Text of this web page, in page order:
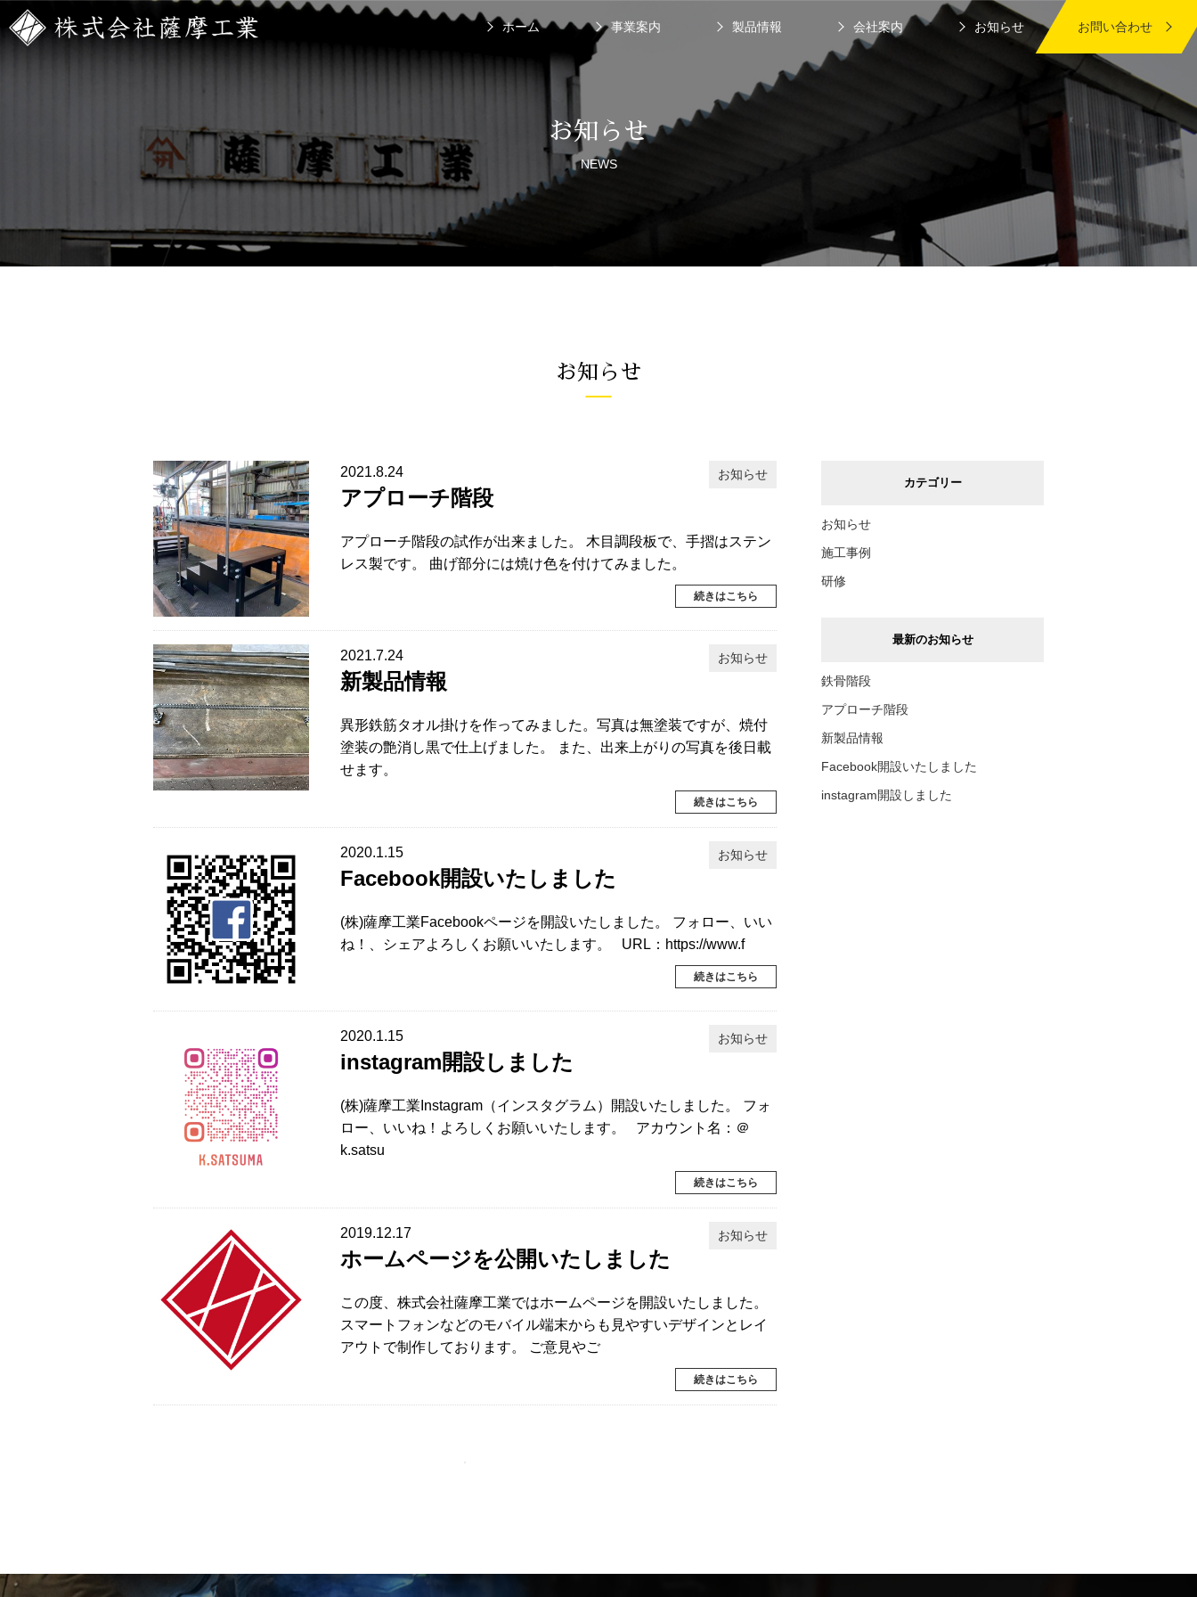
ホーム 事業案内 製品情報 会社案内 お知らせ お問い合わせ
お知らせ
NEWS
お知らせ
2021.8.24 お知らせ
アプローチ階段
アプローチ階段の試作が出来ました。 木目調段板で、手摺はステン
レス製です。 曲げ部分には焼け色を付けてみました。
続きはこちら
2021.7.24 お知らせ
新製品情報
異形鉄筋タオル掛けを作ってみました。写真は無塗装ですが、焼付
塗装の艶消し黒で仕上げました。 また、出来上がりの写真を後日載
せます。
続きはこちら
2020.1.15 お知らせ
Facebook開設いたしました
(株)薩摩工業Facebookページを開設いたしました。 フォロー、いい
ね！、シェアよろしくお願いいたします。 URL：https://www.f
続きはこちら
2020.1.15 お知らせ
instagram開設しました
(株)薩摩工業Instagram（インスタグラム）開設いたしました。 フォ
ロー、いいね！よろしくお願いいたします。 アカウント名：＠
k.satsu
続きはこちら
2019.12.17 お知らせ
ホームページを公開いたしました
この度、株式会社薩摩工業ではホームページを開設いたしました。
スマートフォンなどのモバイル端末からも見やすいデザインとレイ
アウトで制作しております。 ご意見やご
続きはこちら
カテゴリー
お知らせ
施工事例
研修
最新のお知らせ
鉄骨階段
アプローチ階段
新製品情報
Facebook開設いたしました
instagram開設しました